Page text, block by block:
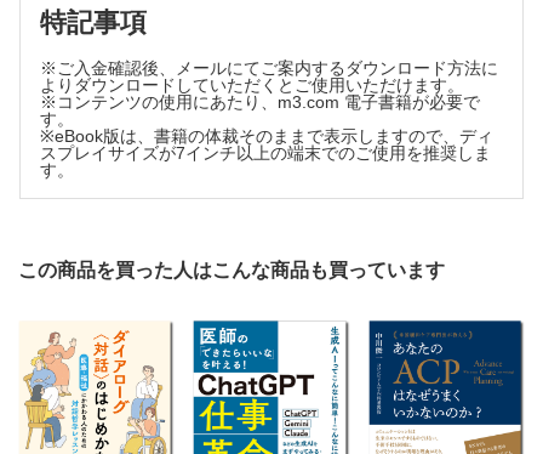
特記事項
※ご入金確認後、メールにてご案内するダウンロード方法に
よりダウンロードしていただくとご使用いただけます。
※コンテンツの使用にあたり、m3.com 電子書籍が必要で
す。
※eBook版は、書籍の体裁そのままで表示しますので、ディ
スプレイサイズが7インチ以上の端末でのご使用を推奨しま
す。
この商品を買った人はこんな商品も買っています